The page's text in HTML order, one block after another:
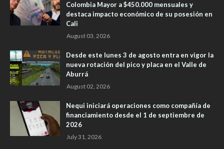
Colombia Mayor a $450.000 mensuales y
destaca impacto económico de su posesión en
Cali
August 03, 2026
Desde este lunes 3 de agosto entra en vigor la
nueva rotación del pico y placa en el Valle de
Aburrá
August 02, 2026
Nequi iniciará operaciones como compañía de
financiamiento desde el 1 de septiembre de
2026
July 31, 2026